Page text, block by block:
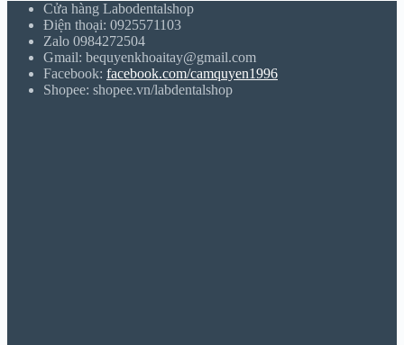
Cửa hàng Labodentalshop
Điện thoại: 0925571103
Zalo 0984272504
Gmail: bequyenkhoaitay@gmail.com
Facebook: facebook.com/camquyen1996
Shopee: shopee.vn/labdentalshop